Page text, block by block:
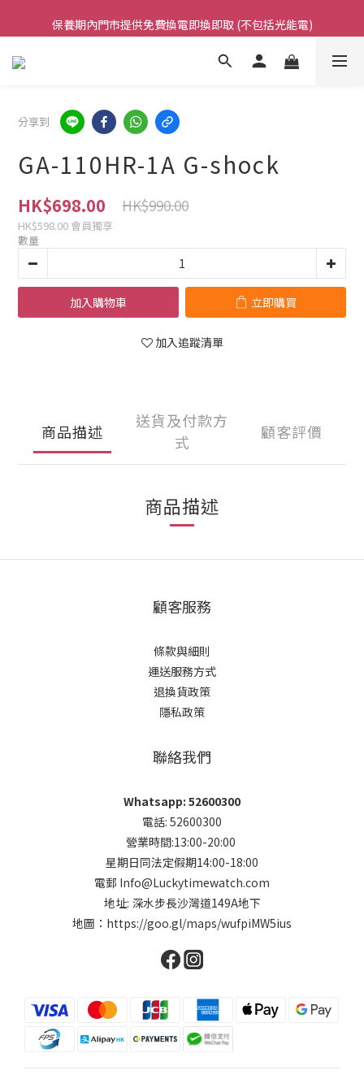
凡購買任何產品滿$500免運費（香港/澳門）
保養期內門市提供免費換電即換即取 (不包括光能電)
凡購買任何產品滿$500免運費（香港/澳門）
分享到
GA-110HR-1A G-shock
HK$698.00 HK$990.00
HK$598.00 會員獨享
數量
加入購物車 立即購買
加入追蹤清單
商品描述
送貨及付款方
式
顧客評價
商品描述
顧客服務
條款與細則
運送服務方式
退換貨政策
隱私政策
聯絡我們
Whatsapp: 52600300
電話: 52600300
營業時間:13:00-20:00
星期日同法定假期14:00-18:00
電郵 Info@Luckytimewatch.com
地址: 深水步長沙灣道149A地下
地圖： https://goo.gl/maps/wufpiMW5ius